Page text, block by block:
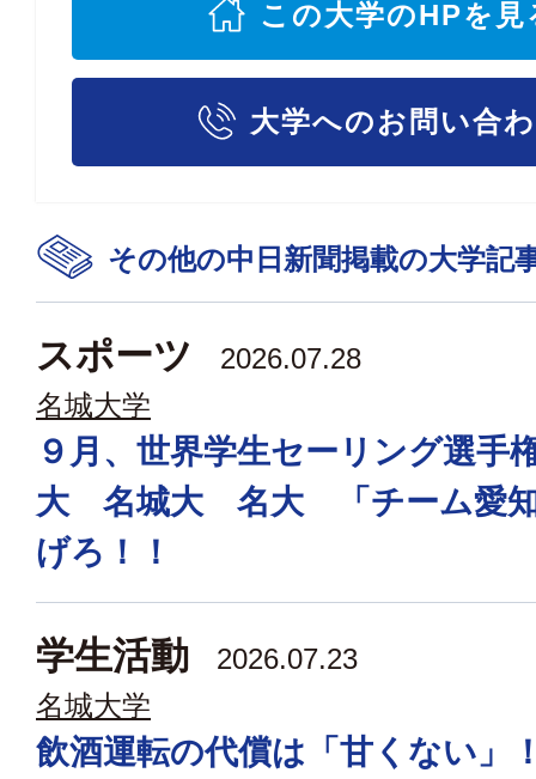
この大学のHPを見
大学へのお問い合
その他の中日新聞掲載の大学記
スポーツ
2026.07.28
名城大学
９月、世界学生セーリング選
大 名城大 名大 「チーム愛
げろ！！
学生活動
2026.07.23
名城大学
飲酒運転の代償は「甘くない